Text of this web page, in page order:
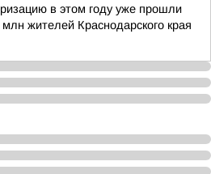
в этом году уже прошли
жителей Краснодарского края